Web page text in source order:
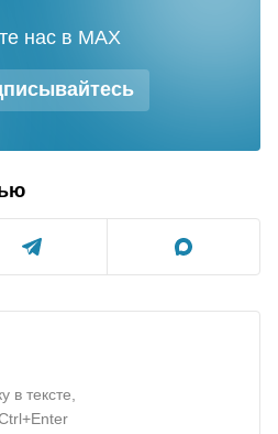
нас в MAX
в тексте,